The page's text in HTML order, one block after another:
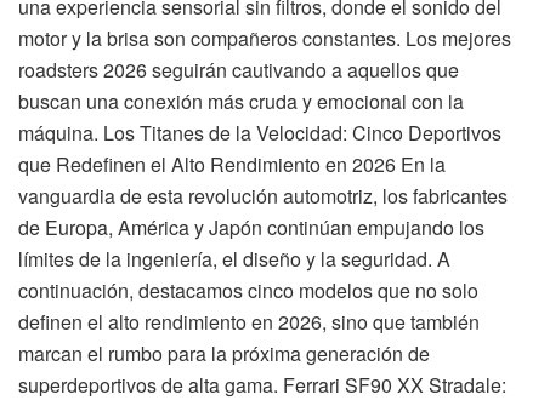
una experiencia sensorial sin filtros, donde el sonido del
motor y la brisa son compañeros constantes. Los mejores
roadsters 2026 seguirán cautivando a aquellos que
buscan una conexión más cruda y emocional con la
máquina. Los Titanes de la Velocidad: Cinco Deportivos
que Redefinen el Alto Rendimiento en 2026 En la
vanguardia de esta revolución automotriz, los fabricantes
de Europa, América y Japón continúan empujando los
límites de la ingeniería, el diseño y la seguridad. A
continuación, destacamos cinco modelos que no solo
definen el alto rendimiento en 2026, sino que también
marcan el rumbo para la próxima generación de
superdeportivos de alta gama. Ferrari SF90 XX Stradale: